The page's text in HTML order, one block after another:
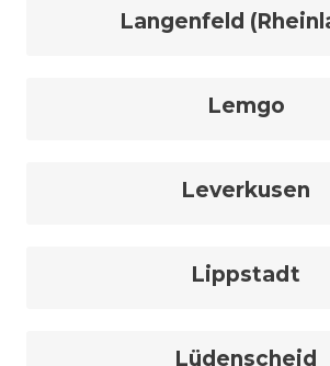
Langenfeld
Lemgo
Leverkusen
Lippstadt
Lüdenscheid